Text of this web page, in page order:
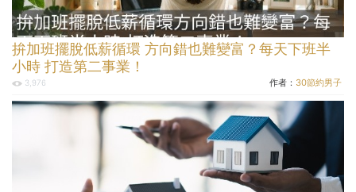
拚加班擺脫低薪循環 方向錯也難變富？每天下班半
小時 打造第二事業！
3,976 作者： 30節約男子